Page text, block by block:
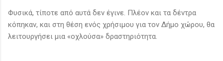
Φυσικά, τίποτε από αυτά δεν έγινε. Πλέον και τα δέντρα
κόπηκαν, και στη θέση ενός χρήσιμου για τον Δήμο χώρου, θα
λειτουργήσει μια «οχλούσα» δραστηριότητα.